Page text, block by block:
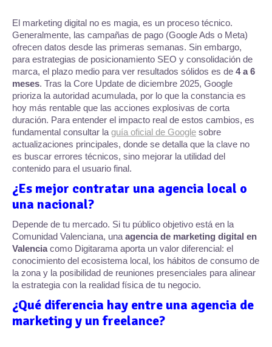
El marketing digital no es magia, es un proceso técnico.
Generalmente, las campañas de pago (Google Ads o Meta)
ofrecen datos desde las primeras semanas. Sin embargo,
para estrategias de posicionamiento SEO y consolidación de
marca, el plazo medio para ver resultados sólidos es de 4 a 6
meses. Tras la Core Update de diciembre 2025, Google
prioriza la autoridad acumulada, por lo que la constancia es
hoy más rentable que las acciones explosivas de corta
duración. Para entender el impacto real de estos cambios, es
fundamental consultar la guía oficial de Google sobre
actualizaciones principales, donde se detalla que la clave no
es buscar errores técnicos, sino mejorar la utilidad del
contenido para el usuario final.
¿Es mejor contratar una agencia local o
una nacional?
Depende de tu mercado. Si tu público objetivo está en la
Comunidad Valenciana, una agencia de marketing digital en
Valenciacomo Digitarama aporta un valor diferencial: el
conocimiento del ecosistema local, los hábitos de consumo de
la zona y la posibilidad de reuniones presenciales para alinear
la estrategia con la realidad física de tu negocio.
¿Qué diferencia hay entre una agencia de
marketing y un freelance?